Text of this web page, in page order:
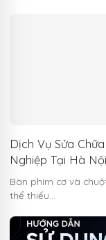
Dịch Vụ Sửa
Nghiệp Tại Hà
Bàn phím cơ và
thể thiếu…